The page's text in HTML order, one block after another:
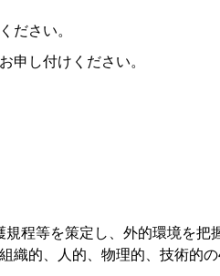
ださい。
申し付けください。
程等を策定し、外的環境を把
織的、人的、物理的、技術的